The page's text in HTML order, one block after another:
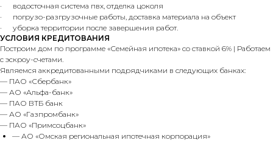
· водосточная система пвх, отделка цоколя
· погрузо-разгрузочные работы, доставка материала на объект
· уборка территории после завершения работ.
УСЛОВИЯ КРЕДИТОВАНИЯ
Построим дом по программе «Семейная ипотека» со ставкой 6% | Работаем
с эскроу-счетами.
Являемся аккредитованными подрядчиками в следующих банках:
— ПАО «Сбербанк»
— АО «Альфа-банк»
— ПАО ВТБ банк
— АО «Газпромбанк»
— ПАО «Примсоцбанк»
— АО «Омская региональная ипотечная корпорация»